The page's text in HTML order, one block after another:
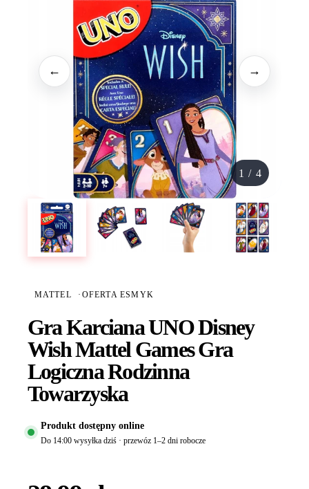
← →
1 / 4
MATTEL · OFERTA ESMYK
Gra Karciana UNO Disney
Wish Mattel Games Gra
Logiczna Rodzinna
Towarzyska
Produkt dostępny online
Do 14:00 wysyłka dziś · przewóz 1–2 dni robocze